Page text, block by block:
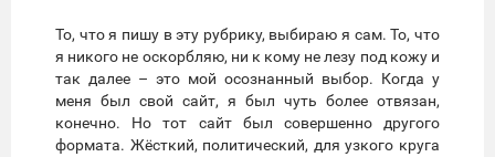
То, что я пишу в эту рубрику, выбираю я сам. То, что
я никого не оскорбляю, ни к кому не лезу под кожу и
так далее – это мой осознанный выбор. Когда у
меня был свой сайт, я был чуть более отвязан,
конечно. Но тот сайт был совершенно другого
формата. Жёсткий, политический, для узкого круга